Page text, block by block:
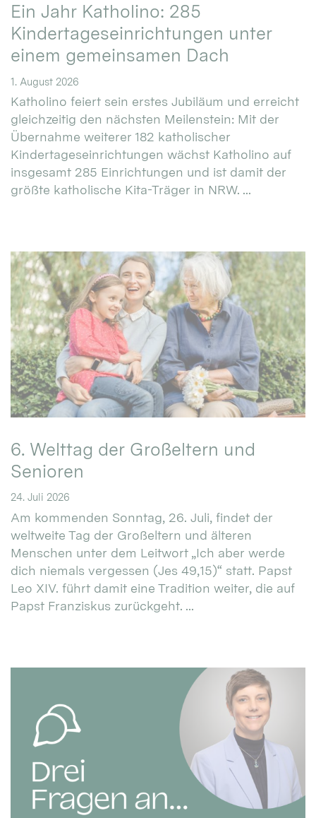
Ein Jahr Katholino: 285
Kindertageseinrichtungen unter
einem gemeinsamen Dach
1. August 2026
Katholino feiert sein erstes Jubiläum und erreicht
gleichzeitig den nächsten Meilenstein: Mit der
Übernahme weiterer 182 katholischer
Kindertageseinrichtungen wächst Katholino auf
insgesamt 285 Einrichtungen und ist damit der
größte katholische Kita-Träger in NRW. ...
6. Welttag der Großeltern und
Senioren
24. Juli 2026
Am kommenden Sonntag, 26. Juli, findet der
weltweite Tag der Großeltern und älteren
Menschen unter dem Leitwort „Ich aber werde
dich niemals vergessen (Jes 49,15)“ statt. Papst
Leo XIV. führt damit eine Tradition weiter, die auf
Papst Franziskus zurückgeht. ...